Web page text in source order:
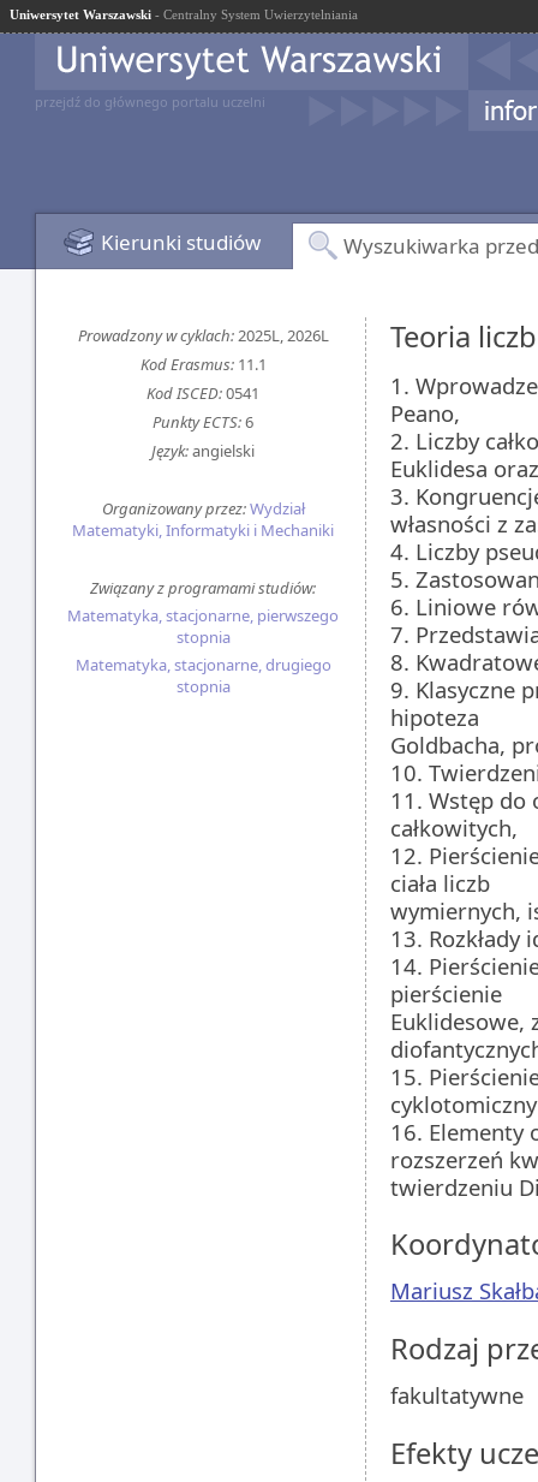
Uniwersytet Warszawski - Centralny System Uwierzytelniania
przejdź do głównego portalu uczelni
Kierunki studiów Wyszukiwarka
Prowadzony w cyklach:2025L, 2026L
Kod Erasmus:11.1
Kod ISCED:0541
Punkty ECTS:6
Język:angielski
Organizowany przez:Wydział
Matematyki, Informatyki i Mechaniki
Związany z programami studiów:
Matematyka, stacjonarne, pierwszego
stopnia
Matematyka, stacjonarne, drugiego
stopnia
Teoria
1.
Peano,
2. Liczby
Euklidesa
3.
własności z
4. Liczby
5.
6. Liniowe
7.
8.
9. Klasyczne
hipoteza
Goldbacha,
10.
11. Wstęp do
całkowitych,
12.
ciała liczb
wymiernych,
13. Rozkłady
14.
pierścienie
Euklidesowe,
15.
16. Elementy
rozszerzeń
twierdzeniu
Mariusz
Rodzaj
fakultatywne
Efekty